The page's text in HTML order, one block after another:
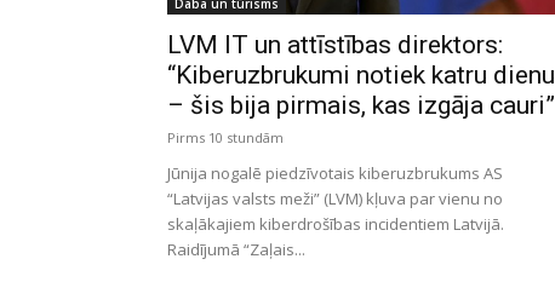
Daba un tūrisms
LVM IT un attīstības direktors:
“Kiberuzbrukumi notiek katru dienu
– šis bija pirmais, kas izgāja cauri”
Pirms 10 stundām
Jūnija nogalē piedzīvotais kiberuzbrukums AS
“Latvijas valsts meži” (LVM) kļuva par vienu no
skaļākajiem kiberdrošības incidentiem Latvijā.
Raidījumā “Zaļais...